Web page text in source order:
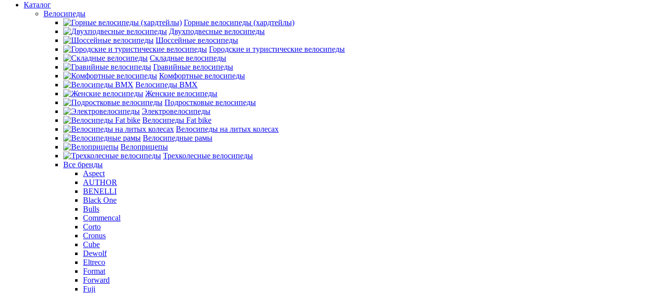
Каталог
Велосипеды
Горные велосипеды (хардтейлы)
Двухподвесные велосипеды
Шоссейные велосипеды
Городские и туристические велосипеды
Складные велосипеды
Гравийные велосипеды
Комфортные велосипеды
Велосипеды BMX
Женские велосипеды
Подростковые велосипеды
Электровелосипеды
Велосипеды Fat bike
Велосипеды на литых колесах
Велосипедные рамы
Велоприцепы
Трехколесные велосипеды
Все бренды
Aspect
AUTHOR
BENELLI
Black One
Bulls
Commencal
Corto
Cronus
Cube
Dewolf
Eltreco
Format
Forward
Fuji